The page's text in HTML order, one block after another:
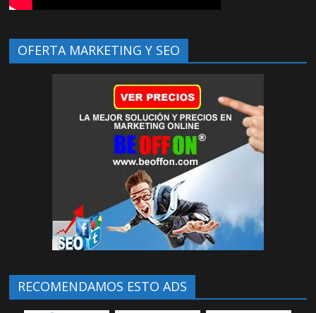
OFERTA MARKETING Y SEO
RECOMENDAMOS ESTO ADS